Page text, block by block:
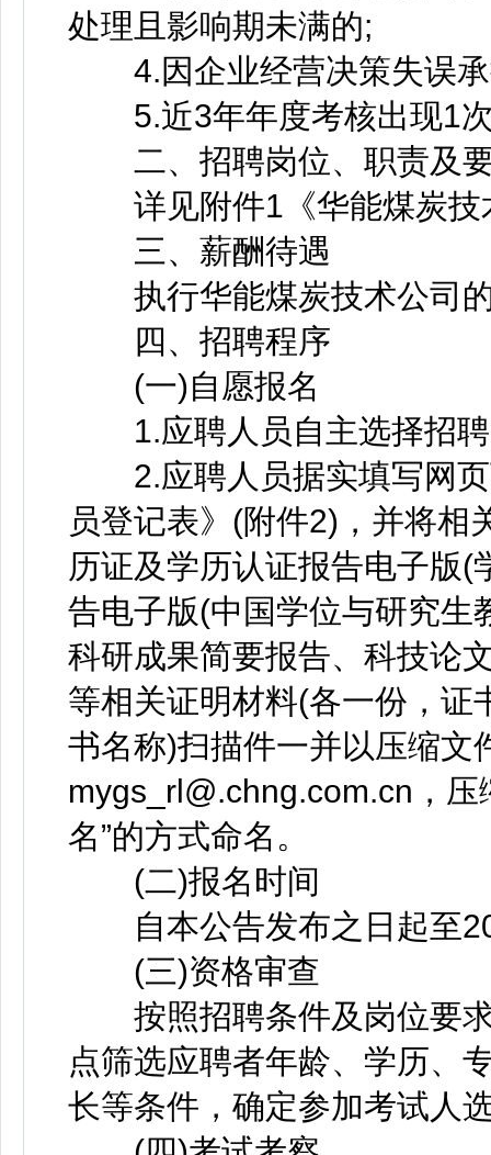
处理且影响期未满的;
4.因企业经营决策失误承
5.近3年年度考核出现1次
二、招聘岗位、职责及
详见附件1《华能煤炭技
三、薪酬待遇
执行华能煤炭技术公司
四、招聘程序
(一)自愿报名
1.应聘人员自主选择招聘
2.应聘人员据实填写网页
员登记表》(附件2)，并将相
历证及学历认证报告电子版
告电子版(中国学位与研究生
科研成果简要报告、科技论
等相关证明材料(各一份，证
书名称)扫描件一并以压缩文
mygs_rl@.chng.com.cn，
名”的方式命名。
(二)报名时间
自本公告发布之日起至
(三)资格审查
按照招聘条件及岗位要求
点筛选应聘者年龄、学历、
长等条件，确定参加考试人